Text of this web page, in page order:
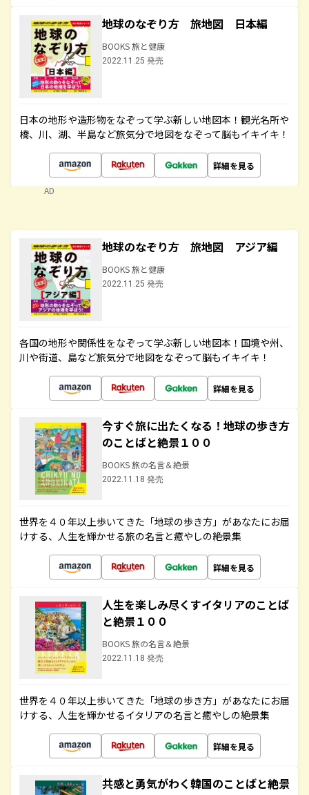
地球のなぞり方 旅地図 日本編
BOOKS 旅と健康
2022.11.25 発売
日本の地形や造形物をなぞって学ぶ新しい地図本！観光名所や
橋、川、湖、半島など旅気分で地図をなぞって脳もイキイキ！
詳細を見る
AD
地球のなぞり方 旅地図 アジア編
BOOKS 旅と健康
2022.11.25 発売
各国の地形や関係性をなぞって学ぶ新しい地図本！国境や州、
川や街道、島など旅気分で地図をなぞって脳もイキイキ！
詳細を見る
今すぐ旅に出たくなる！地球の歩き方
のことばと絶景１００
BOOKS 旅の名言＆絶景
2022.11.18 発売
世界を４０年以上歩いてきた「地球の歩き方」があなたにお届
けする、人生を輝かせる旅の名言と癒やしの絶景集
詳細を見る
人生を楽しみ尽くすイタリアのことば
と絶景１００
BOOKS 旅の名言＆絶景
2022.11.18 発売
世界を４０年以上歩いてきた「地球の歩き方」があなたにお届
けする、人生を輝かせるイタリアの名言と癒やしの絶景集
詳細を見る
共感と勇気がわく韓国のことばと絶景